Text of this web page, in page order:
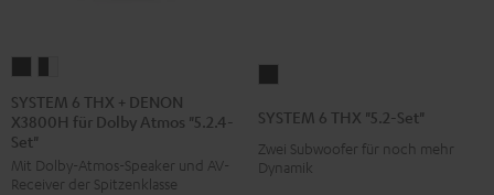
6
THX
+
DENON
6
THX
DENON
SYSTEM 6 THX + DENON
X3800H für Dolby Atmos "5.2.4-
Set"
Mit Dolby-Atmos-Speaker und AV-
Receiver der Spitzenklasse
THX
"5.2-
SYSTEM 6 THX "5.2-Set"
Zwei Subwoofer für noch mehr
Dynamik